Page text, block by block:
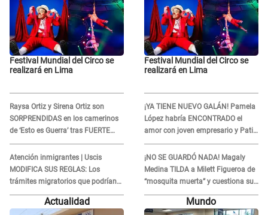
Festival Mundial del Circo se
realizará en Lima
Raysa Ortiz y Sirena Ortiz son
SORPRENDIDAS en los camerinos
de ‘Esto es Guerra’ tras FUERTE
ENFRENTAMIENTO con Gabriel
Moisés: “Gracias”
Atención inmigrantes | Uscis
MODIFICA SUS REGLAS: Los
trámites migratorios que podrían
necesitar tu prueba de ADN
Festival Mundial del Circo se
realizará en Lima
¡YA TIENE NUEVO GALÁN! Pamela
López habría ENCONTRADO el
amor con joven empresario y Pati
Lorena la ECHA en VIVO
¡NO SE GUARDÓ NADA! Magaly
Medina TILDA a Milett Figueroa de
“mosquita muerta” y cuestiona su
RECONCILIACIÓN con Marcelo
Tinelli en TV argentina
Actualidad Mundo